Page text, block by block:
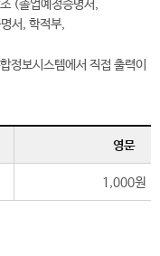
(졸업예정증명서,
서, 학적부,
정보시스템에서 직접 출력이
영문
1,000원